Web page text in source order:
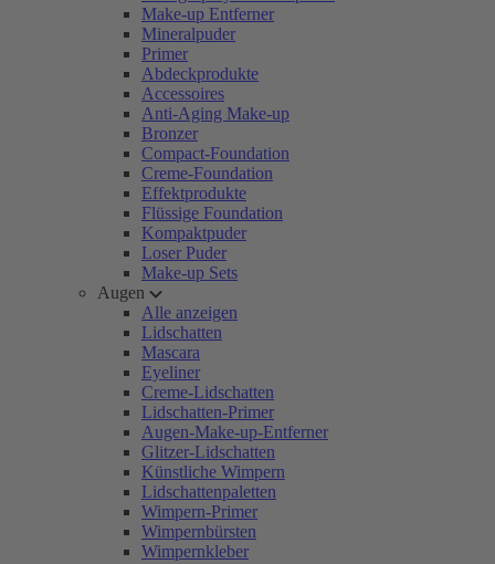
Make-up Entferner
Mineralpuder
Primer
Abdeckprodukte
Accessoires
Anti-Aging Make-up
Bronzer
Compact-Foundation
Creme-Foundation
Effektprodukte
Flüssige Foundation
Kompaktpuder
Loser Puder
Make-up Sets
Augen
Alle anzeigen
Lidschatten
Mascara
Eyeliner
Creme-Lidschatten
Lidschatten-Primer
Augen-Make-up-Entferner
Glitzer-Lidschatten
Künstliche Wimpern
Lidschattenpaletten
Wimpern-Primer
Wimpernbürsten
Wimpernkleber